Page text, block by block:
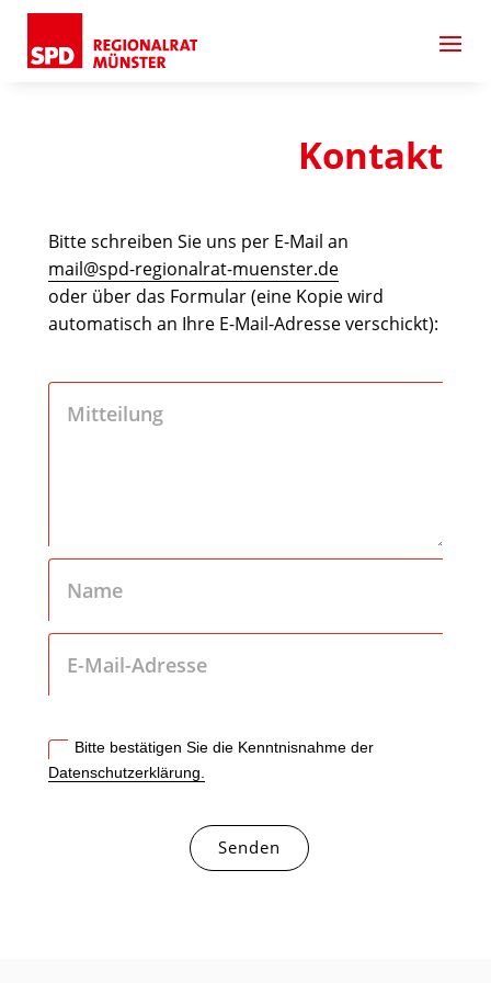
Kontakt
Bitte schreiben Sie uns per E-Mail an
mail@spd-regionalrat-muenster.de
oder über das Formular (eine Kopie wird
automatisch an Ihre E-Mail-Adresse verschickt):
Bitte bestätigen Sie die Kenntnisnahme der
Datenschutzerklärung.
Senden